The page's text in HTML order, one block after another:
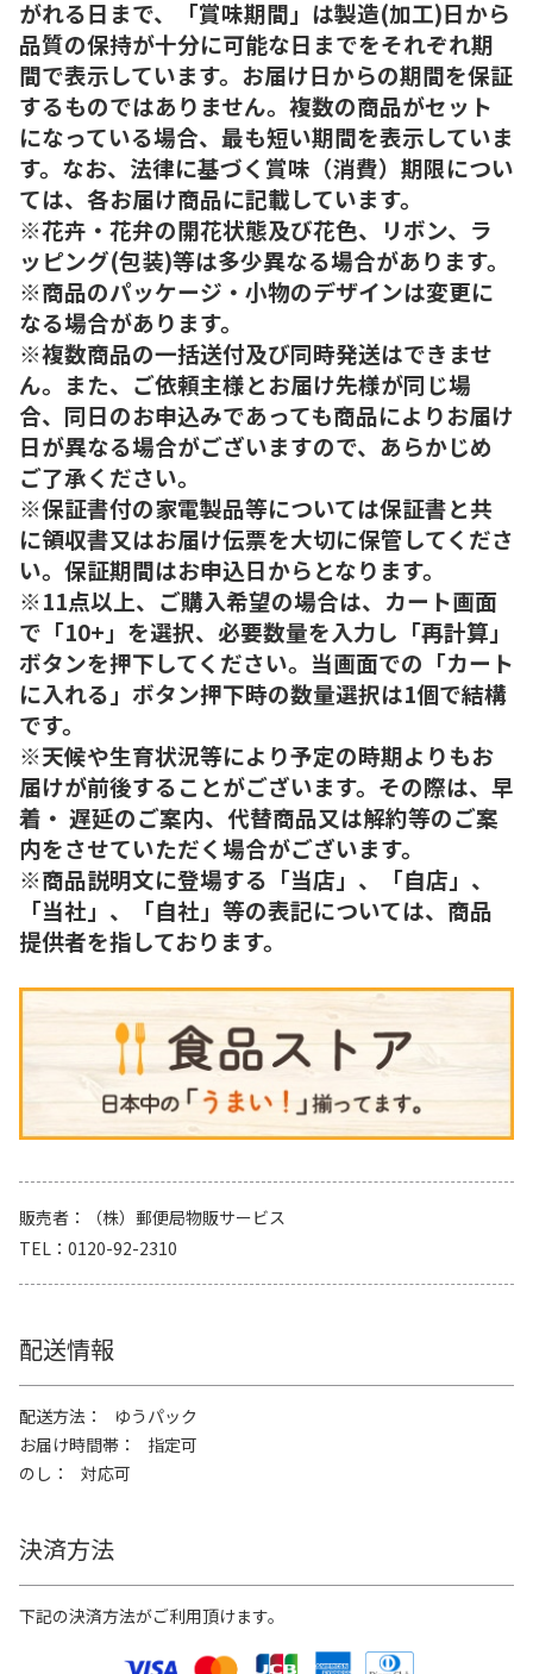
がれる日まで、「賞味期間」は製造(加工)日から
品質の保持が十分に可能な日までをそれぞれ期
間で表示しています。お届け日からの期間を保証
するものではありません。複数の商品がセット
になっている場合、最も短い期間を表示していま
す。なお、法律に基づく賞味（消費）期限につい
ては、各お届け商品に記載しています。
※花卉・花弁の開花状態及び花色、リボン、ラ
ッピング(包装)等は多少異なる場合があります。
※商品のパッケージ・小物のデザインは変更に
なる場合があります。
※複数商品の一括送付及び同時発送はできませ
ん。また、ご依頼主様とお届け先様が同じ場
合、同日のお申込みであっても商品によりお届け
日が異なる場合がございますので、あらかじめ
ご了承ください。
※保証書付の家電製品等については保証書と共
に領収書又はお届け伝票を大切に保管してくださ
い。保証期間はお申込日からとなります。
※11点以上、ご購入希望の場合は、カート画面
で「10+」を選択、必要数量を入力し「再計算」
ボタンを押下してください。当画面での「カート
に入れる」ボタン押下時の数量選択は1個で結構
です。
※天候や生育状況等により予定の時期よりもお
届けが前後することがございます。その際は、早
着・ 遅延のご案内、代替商品又は解約等のご案
内をさせていただく場合がございます。
※商品説明文に登場する「当店」、「自店」、
「当社」、「自社」等の表記については、商品
提供者を指しております。
販売者
（株）郵便局物販サービス
TEL
0120-92-2310
配送情報
配送方法
ゆうパック
お届け時間帯
指定可
のし
対応可
決済方法
下記の決済方法がご利用頂けます。